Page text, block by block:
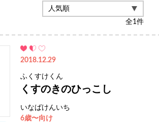
全1件
2018.12.29
ふくすけくん
くすのきのひっこし
いなばけんいち
6歳〜向け